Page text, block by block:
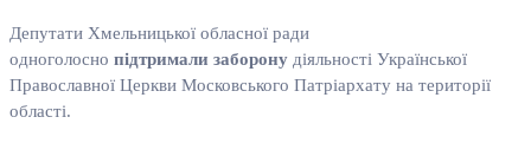
Депутати Хмельницької обласної ради
одноголосно підтримали заборону діяльності Української
Православної Церкви Московського Патріархату на території
області.